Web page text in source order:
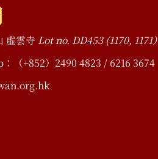
虛雲寺 Lot no. DD453 (1170, 1171）
（+852）2490 4823 / 6216 3674